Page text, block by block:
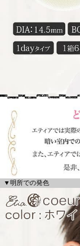
▼明所での発色